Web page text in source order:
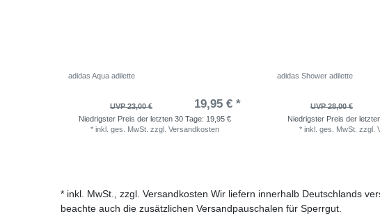
adidas Aqua adilette
UVP 23,00 € 19,95 € *
Niedrigster Preis der letzten 30 Tage: 19,95 €
* inkl. ges. MwSt. zzgl. Versandkosten
adidas Shower adilette
UVP 28,00 €
Niedrigster Preis der
* inkl. ges. MwSt. zzgl.
* inkl. MwSt., zzgl. Versandkosten Wir liefern innerhalb Deutschlands
beachte auch die zusätzlichen Versandpauschalen für Sperrgut.